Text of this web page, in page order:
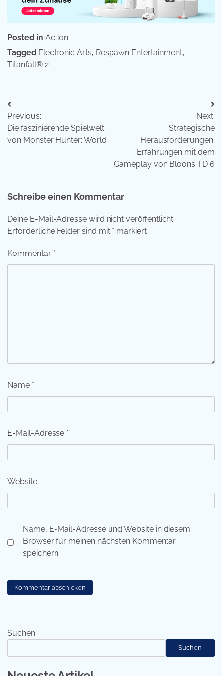
Posted in Action
Tagged Electronic Arts, Respawn Entertainment,
Titanfall® 2
Beitragsnavigation
Previous:
Die faszinierende Spielwelt
von Monster Hunter: World
Next:
Strategische
Herausforderungen:
Erfahrungen mit dem
Gameplay von Bloons TD 6
Schreibe einen Kommentar
Deine E-Mail-Adresse wird nicht veröffentlicht.
Erforderliche Felder sind mit * markiert
Kommentar *
Name *
E-Mail-Adresse *
Website
Name, E-Mail-Adresse und Website in diesem
Browser für meinen nächsten Kommentar
speichern.
Suchen
Suchen